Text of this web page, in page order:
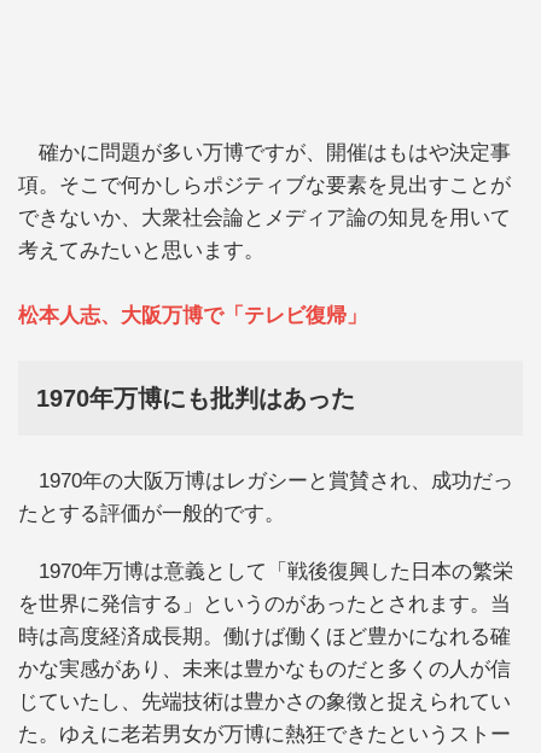
確かに問題が多い万博ですが、開催はもはや決定事
項。そこで何かしらポジティブな要素を見出すことが
できないか、大衆社会論とメディア論の知見を用いて
考えてみたいと思います。
松本人志、大阪万博で「テレビ復帰」
1970年万博にも批判はあった
1970年の大阪万博はレガシーと賞賛され、成功だっ
たとする評価が一般的です。
1970年万博は意義として「戦後復興した日本の繁栄
を世界に発信する」というのがあったとされます。当
時は高度経済成長期。働けば働くほど豊かになれる確
かな実感があり、未来は豊かなものだと多くの人が信
じていたし、先端技術は豊かさの象徴と捉えられてい
た。ゆえに老若男女が万博に熱狂できたというストー